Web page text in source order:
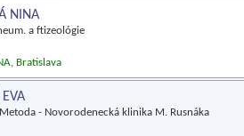
NINA
a ftizeológie
Bratislava
- Novorodenecká klinika M. Rusnáka